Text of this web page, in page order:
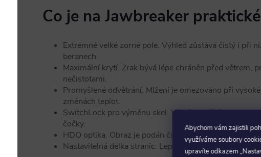
Abychom vám zajistili
využíváme soubory
upravíte odkazem
Co je na Jawbreaker
Extrémně velké zorné pole. Výhled zůstává čistý i při
beranech.
Maximální krytí. Zrak bývá lépe chráněn před větrem,
nečistotami.
Promyšlené odvětrání. Mlžení je omezováno při
změnách teplot.
SwitchLock pro výměnu skel. Výměna je řešena
čočky.
HDO optika. Obraz je podán čistěji a s menším
Nastavitelná délka stranic. Lepší kompatibilita s